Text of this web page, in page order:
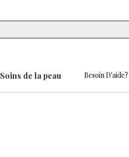
Soins de la peau Besoin D'aide?